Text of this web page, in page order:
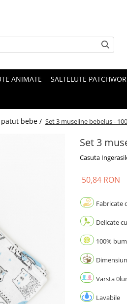
ANIMATE SALTELUTE
bebe / Set 3 museline bebelus -
Set 3
Casuta
50,84 RON
Fabricate
Delicate
100%
Varsta
Lavabile